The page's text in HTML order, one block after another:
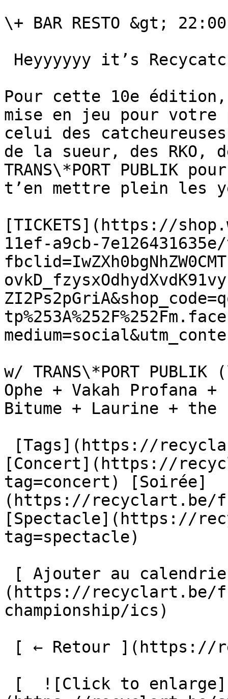
\+ BAR RESTO &gt;
Pour cette 10e
mise en jeu pour
celui des
de la sueur, des RKO,
TRANS\*PORT PUBLIK
t’en mettre plein les
[TICKETS](https://
11ef-a9cb-
w/ TRANS\*PORT
Ophe + Vakah Profana
Bitume + Laurine + the
[Concert](https://
tag=concert) [Soirée]
(https://recyclart.be/
[Spectacle](https://
tag=spectacle)
(https://recyclart.be/
championship/ics)